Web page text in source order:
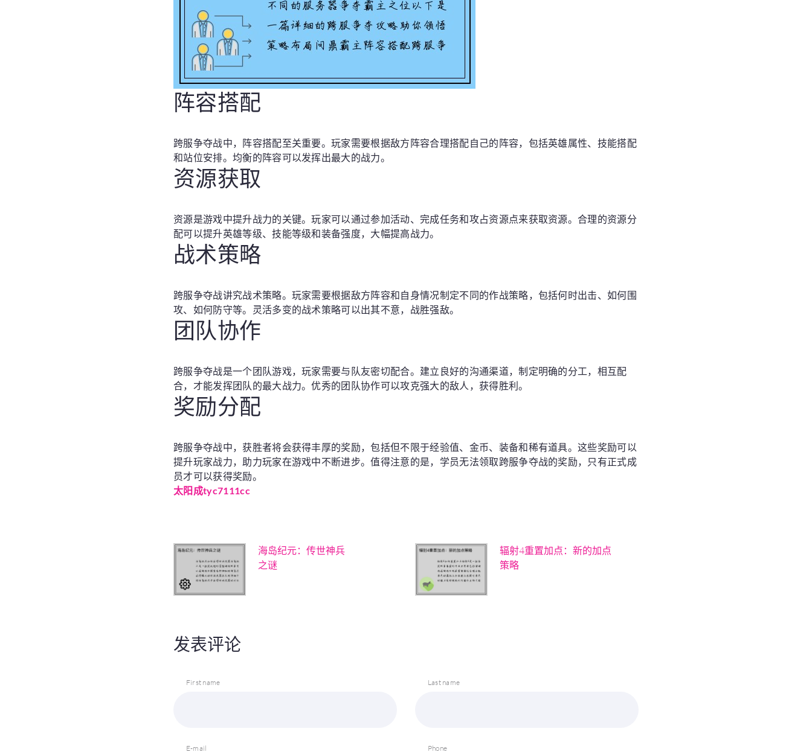
阵容搭配
跨服争夺战中，阵容搭配至关重要。玩家需要根据敌方阵容合理搭配自己的阵容，包括英雄属性、技能搭配
和站位安排。均衡的阵容可以发挥出最大的战力。
资源获取
资源是游戏中提升战力的关键。玩家可以通过参加活动、完成任务和攻占资源点来获取资源。合理的资源分
配可以提升英雄等级、技能等级和装备强度，大幅提高战力。
战术策略
跨服争夺战讲究战术策略。玩家需要根据敌方阵容和自身情况制定不同的作战策略，包括何时出击、如何围
攻、如何防守等。灵活多变的战术策略可以出其不意，战胜强敌。
团队协作
跨服争夺战是一个团队游戏，玩家需要与队友密切配合。建立良好的沟通渠道，制定明确的分工，相互配
合，才能发挥团队的最大战力。优秀的团队协作可以攻克强大的敌人，获得胜利。
奖励分配
跨服争夺战中，获胜者将会获得丰厚的奖励，包括但不限于经验值、金币、装备和稀有道具。这些奖励可以
提升玩家战力，助力玩家在游戏中不断进步。值得注意的是，学员无法领取跨服争夺战的奖励，只有正式成
员才可以获得奖励。
太阳成tyc7111cc
海岛纪元：传世神兵
之谜
辐射4重置加点：新的加点
策略
发表评论
First name Last name
E-mail Phone